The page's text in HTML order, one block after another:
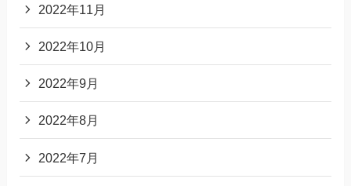
2022年11月
2022年10月
2022年9月
2022年8月
2022年7月